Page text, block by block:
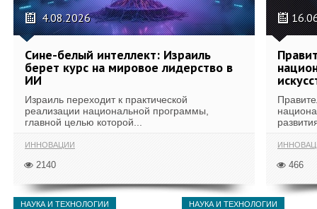
4.08.2026
Сине-белый интеллект: Израиль
берет курс на мировое лидерство в
ИИ
Израиль переходит к практической
реализации национальной программы,
главной целью которой...
ИННОВАЦИИ
2140 466
НАУКА И ТЕХНОЛОГИИ НАУКА И ТЕХНОЛОГИИ